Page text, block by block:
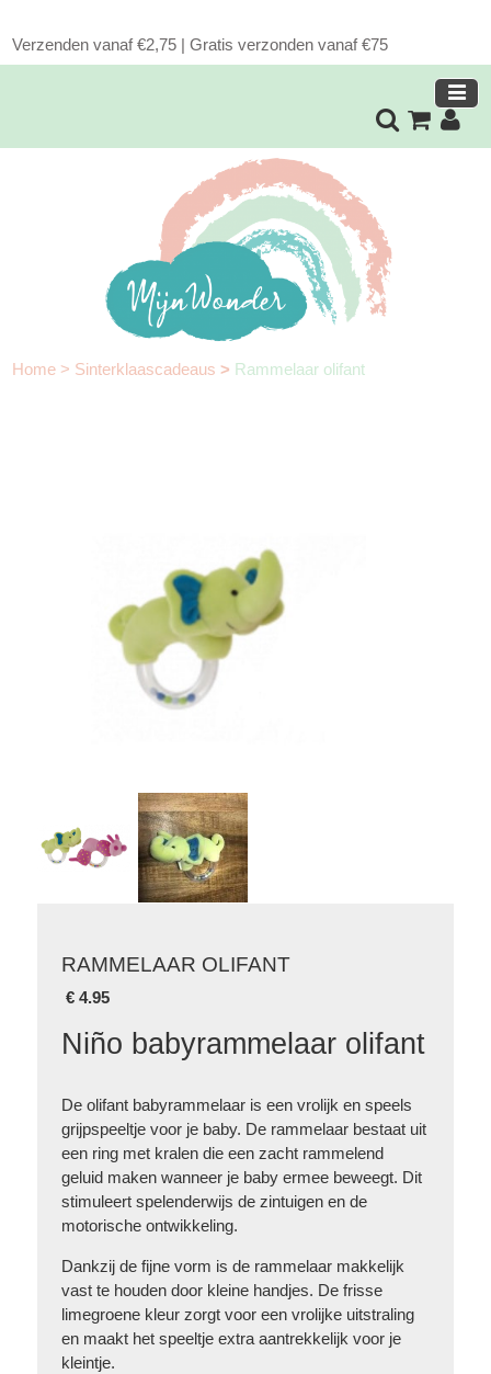
Verzenden vanaf €2,75 | Gratis verzonden vanaf €75
Home > Sinterklaascadeaus> Rammelaar olifant
RAMMELAAR OLIFANT
€4.95
Niño babyrammelaar olifant
De olifant babyrammelaar is een vrolijk en speels
grijpspeeltje voor je baby. De rammelaar bestaat uit
een ring met kralen die een zacht rammelend
geluid maken wanneer je baby ermee beweegt. Dit
stimuleert spelenderwijs de zintuigen en de
motorische ontwikkeling.
Dankzij de fijne vorm is de rammelaar makkelijk
vast te houden door kleine handjes. De frisse
limegroene kleur zorgt voor een vrolijke uitstraling
en maakt het speeltje extra aantrekkelijk voor je
kleintje.